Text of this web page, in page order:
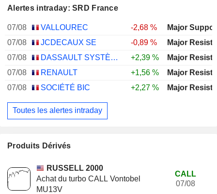
Alertes intraday: SRD France
07/08 VALLOUREC
-2,68 %
07/08
JCDECAUX SE
-0,89 %
07/08
DASSAULT SYSTÈMES SE
+2,39 %
07/08
RENAULT
+1,56 %
07/08
SOCIÉTÉ BIC +2,27 %
Toutes les alertes intraday
Produits Dérivés
RUSSELL 2000
Achat du turbo CALL Vontobel
MU13V
CALL
07/08